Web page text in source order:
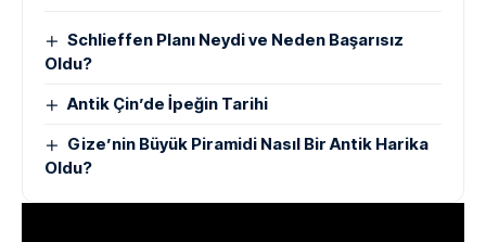
Schlieffen Planı Neydi ve Neden Başarısız
Oldu?
Antik Çin’de İpeğin Tarihi
Gize’nin Büyük Piramidi Nasıl Bir Antik Harika
Oldu?